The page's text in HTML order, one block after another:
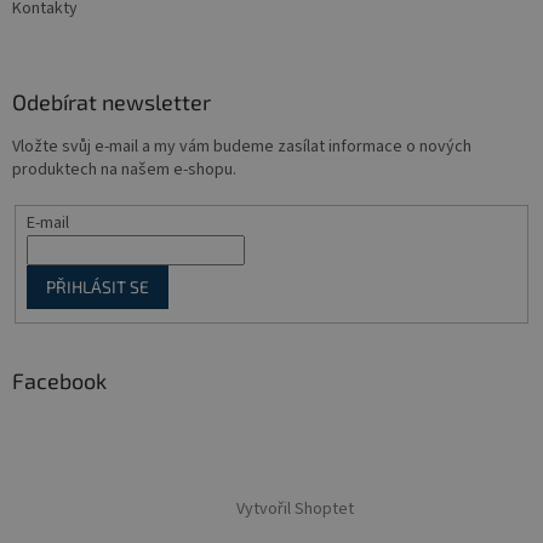
Kontakty
Odebírat newsletter
Vložte svůj e-mail a my vám budeme zasílat informace o nových
produktech na našem e-shopu.
E-mail
PŘIHLÁSIT SE
Facebook
Vytvořil Shoptet